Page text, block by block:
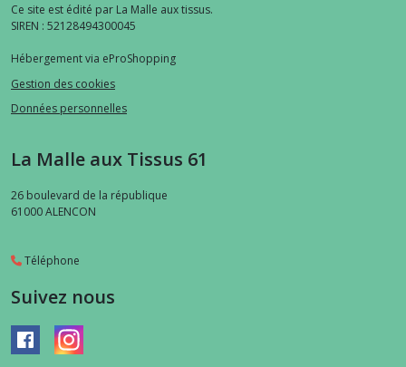
Ce site est édité par La Malle aux tissus.
SIREN : 52128494300045
Hébergement via eProShopping
Gestion des cookies
Données personnelles
La Malle aux Tissus 61
26 boulevard de la république
61000ALENCON
Téléphone
Suivez nous